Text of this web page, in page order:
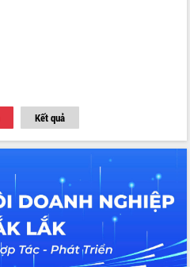
Kết quả